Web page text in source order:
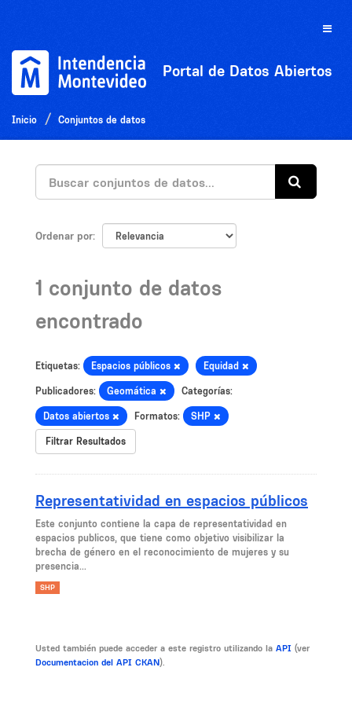
Toggle
Portal de Datos Abiertos
Inicio Conjuntos de datos
Ordenar por
1 conjunto de datos
encontrado
Etiquetas: Espacios públicos Equidad
Publicadores: Geomática Categorías:
Datos abiertos Formatos: SHP
Filtrar Resultados
Representatividad en espacios públicos
Este conjunto contiene la capa de representatividad en
espacios publicos, que tiene como objetivo visibilizar la
brecha de género en el reconocimiento de mujeres y su
presencia...
SHP
Usted también puede acceder a este registro utilizando la API (ver
Documentacion del API CKAN).